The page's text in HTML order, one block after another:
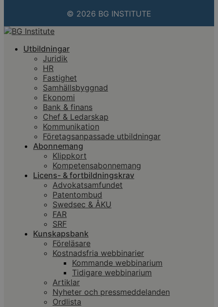
© 2026 BG INSTITUTE
Utbildningar
Juridik
HR
Fastighet
Samhällsbyggnad
Ekonomi
Bank & finans
Chef & Ledarskap
Kommunikation
Företagsanpassade utbildningar
Abonnemang
Klippkort
Kompetensabonnemang
Licens- & fortbildningskrav
Advokatsamfundet
Patentombud
Swedsec & ÅKU
FAR
SRF
Kunskapsbank
Föreläsare
Kostnadsfria webbinarier
Kommande webbinarium
Tidigare webbinarium
Artiklar
Nyheter och pressmeddelanden
Ordlista